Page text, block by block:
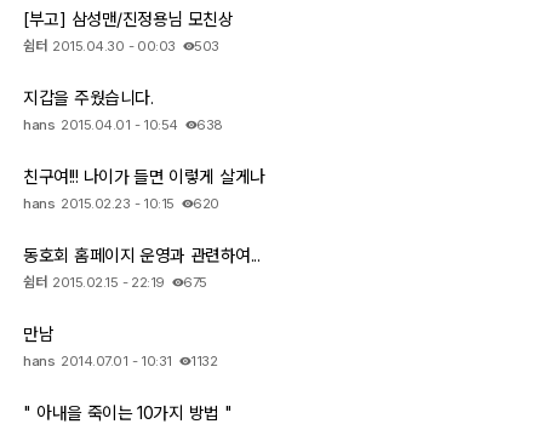
[부고] 삼성맨/진정용님 모친상
쉼터 2015.04.30 - 00:03 503
지갑을 주웠습니다.
hans 2015.04.01 - 10:54 638
친구여!!! 나이가 들면 이렇게 살게나
hans 2015.02.23 - 10:15 620
동호회 홈페이지 운영과 관련하여...
쉼터 2015.02.15 - 22:19 675
만남
hans 2014.07.01 - 10:31 1132
" 아내을 죽이는 10가지 방법 "